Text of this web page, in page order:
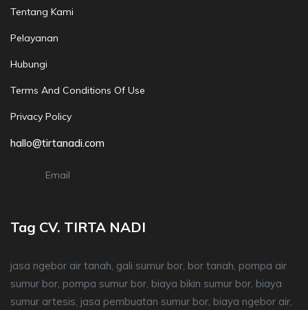
Tentang Kami
Pelayanan
Hubungi
Terms And Conditions Of Use
Privacy Policy
hallo@tirtanadi.com
Email
Tag CV. TIRTA NADI
jasa ngebor air tanah, gali sumur bor, bor tanah, pompa air
sumur bor, pompa sumur bor, biaya bikin sumur bor, biaya
sumur artesis, jasa pembuatan sumur bor, biaya ngebor air,